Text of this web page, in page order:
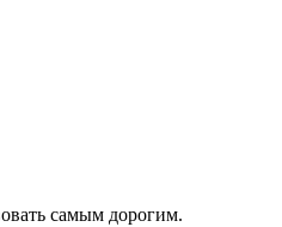
самым дорогим.